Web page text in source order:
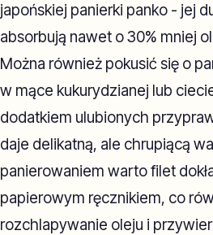
japońskiej panierki panko - jej
absorbują nawet o 30% mniej
Można również pokusić się o
w mące kukurydzianej lub
dodatkiem ulubionych
daje delikatną, ale chrupiącą
panierowaniem warto filet
papierowym ręcznikiem, co
rozchlapywanie oleju i